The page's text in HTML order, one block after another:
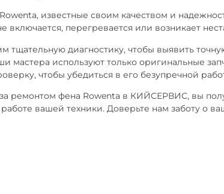
известные своим качеством и
включается, перегревается или возникает
тщательную диагностику, чтобы выявить
мастера используют только оригинальные
чтобы убедиться в его безупречной
ремонтом фена Rowenta в КИЙСЕРВИС, вы
работе вашей техники. Доверьте нам заботу о